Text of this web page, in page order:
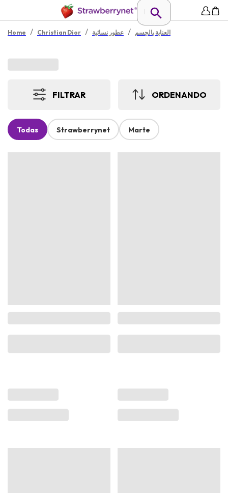
Home / Christian Dior / عطور نسائية / العناية بالجسم
FILTRAR ORDENANDO
Todas Strawberrynet Marte